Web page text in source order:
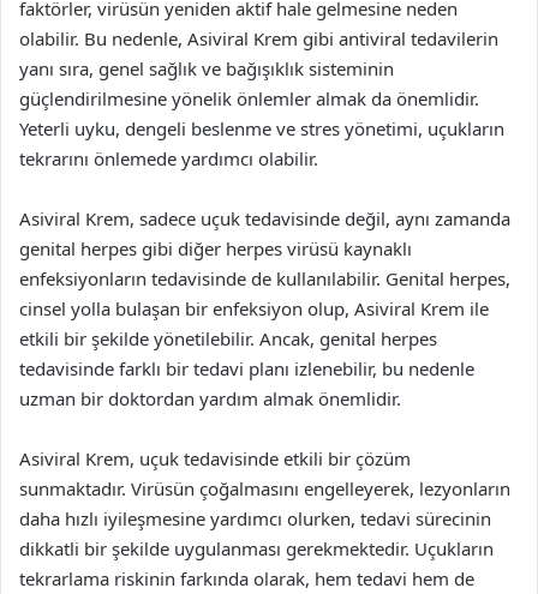
faktörler, virüsün yeniden aktif hale gelmesine neden
olabilir. Bu nedenle, Asiviral Krem gibi antiviral tedavilerin
yanı sıra, genel sağlık ve bağışıklık sisteminin
güçlendirilmesine yönelik önlemler almak da önemlidir.
Yeterli uyku, dengeli beslenme ve stres yönetimi, uçukların
tekrarını önlemede yardımcı olabilir.
Asiviral Krem, sadece uçuk tedavisinde değil, aynı zamanda
genital herpes gibi diğer herpes virüsü kaynaklı
enfeksiyonların tedavisinde de kullanılabilir. Genital herpes,
cinsel yolla bulaşan bir enfeksiyon olup, Asiviral Krem ile
etkili bir şekilde yönetilebilir. Ancak, genital herpes
tedavisinde farklı bir tedavi planı izlenebilir, bu nedenle
uzman bir doktordan yardım almak önemlidir.
Asiviral Krem, uçuk tedavisinde etkili bir çözüm
sunmaktadır. Virüsün çoğalmasını engelleyerek, lezyonların
daha hızlı iyileşmesine yardımcı olurken, tedavi sürecinin
dikkatli bir şekilde uygulanması gerekmektedir. Uçukların
tekrarlama riskinin farkında olarak, hem tedavi hem de